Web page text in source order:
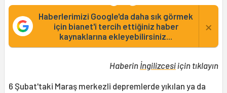
Haberlerimizi Google'da daha sık görmek
için bianet'i tercih ettiğiniz haber
kaynaklarına ekleyebilirsiniz...
×
Haberin İngilizcesiiçin tıklayın
6 Şubat'taki Maraş merkezli depremlerde yıkılan ya da